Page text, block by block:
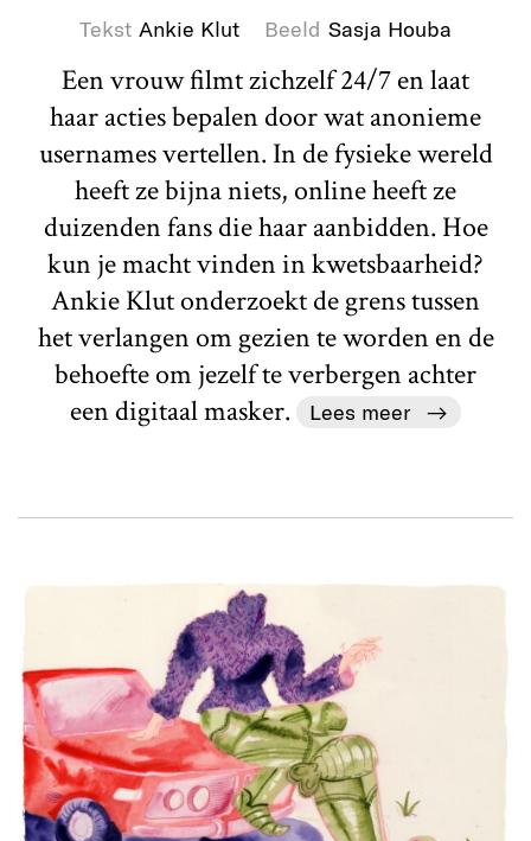
Tekst Ankie Klut Beeld Sasja Houba
Een vrouw filmt zichzelf 24/7 en laat
haar acties bepalen door wat anonieme
usernames vertellen. In de fysieke wereld
heeft ze bijna niets, online heeft ze
duizenden fans die haar aanbidden. Hoe
kun je macht vinden in kwetsbaarheid?
Ankie Klut onderzoekt de grens tussen
het verlangen om gezien te worden en de
behoefte om jezelf te verbergen achter
een digitaal masker.
Lees meer